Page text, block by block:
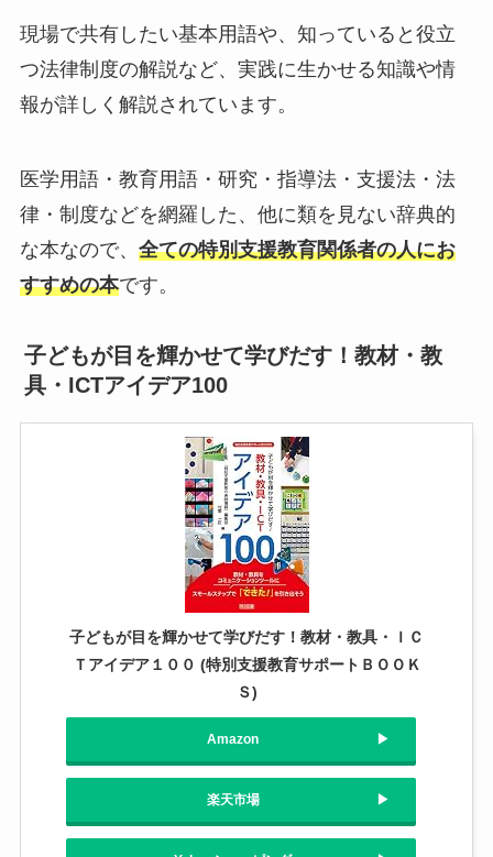
現場で共有したい基本用語や、知っていると役立
つ法律制度の解説など、実践に生かせる知識や情
報が詳しく解説されています。
医学用語・教育用語・研究・指導法・支援法・法
律・制度などを網羅した、他に類を見ない辞典的
な本なので、 全ての特別支援教育関係者の人にお
すすめの本です。
子どもが目を輝かせて学びだす！教材・教
具・ICTアイデア100
子どもが目を輝かせて学びだす！教材・教具・ＩＣ
Ｔアイデア１００ (特別支援教育サポートＢＯＯＫ
Ｓ)
Amazon
楽天市場